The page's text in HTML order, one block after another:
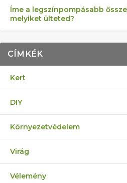
Íme a legszínpompásabb
melyiket ülteted?
CÍMKÉK
Kert
DIY
Környezetvédelem
Virág
Vélemény